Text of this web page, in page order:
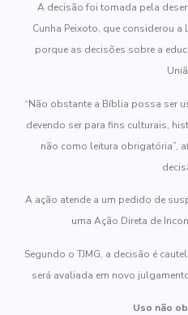
A decisão foi tomada pela
Cunha Peixoto, que considerou
porque as decisões sobre a
“Não obstante a Bíblia possa ser
devendo ser para fins culturais,
não como leitura obrigatória”,
A ação atende a um pedido de
uma Ação Direta de
Segundo o TJMG, a decisão é
será avaliada em novo
Uso não